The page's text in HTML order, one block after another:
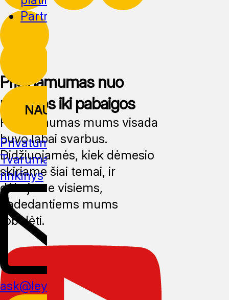
Partnerystė
NAUJIENLAIŠKIS
Privatumo politika
Tvarumas Žiniasklaidos
rinkinys
ask@leyline.li
Prieinamumas nuo
pradžios iki pabaigos
Prieinamumas mums visada
buvo labai svarbus.
Didžiuojamės, kiek dėmesio
skiriame šiai temai, ir
dėkojame visiems,
padedantiems mums
tobulėti.